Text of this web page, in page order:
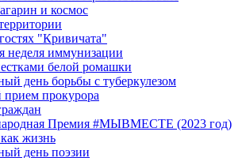
и космос
"Кривичата"
неделя иммунизации
белой ромашки
день борьбы с туберкулезом
прокурора
Премия #МЫВМЕСТЕ (2023 год)
жизнь
день поэзии